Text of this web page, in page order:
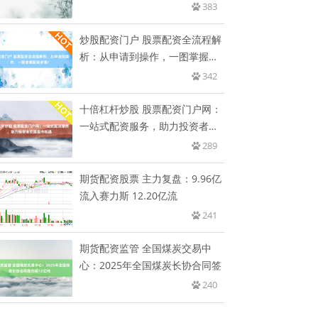
383
炒股配资门户 股票配资全流程解
析：从申请到操作，一图掌握配
342
十倍杠杆炒股 股票配资门户网：
一站式配资服务，助力投资者把
289
期货配资股票 主力复盘：9.96亿
流入赛力斯 12.20亿流
241
期货配资监管 全国煤炭交易中
心：2025年全国煤炭长协合同签
240